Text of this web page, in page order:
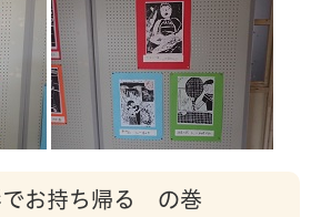
でお持ち帰る の巻